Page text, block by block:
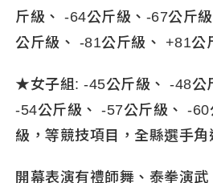
斤級、 -64公斤級、-67公斤
公斤級、 -81公斤級、 +81公
★女子組: -45公斤級、 -48公
-54公斤級、 -57公斤級、 -
級，等競技項目，全縣選手角
開幕表演有禮師舞、泰拳演